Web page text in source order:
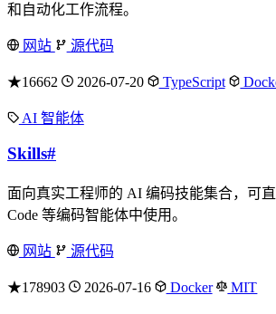
和自动化工作流程。
网站 源代码
★16662 2026-07-20 TypeScript
AI 智能体
Skills#
面向真实工程师的 AI 编码技能集合，可
Code 等编码智能体中使用。
网站 源代码
★178903 2026-07-16 Docker MIT